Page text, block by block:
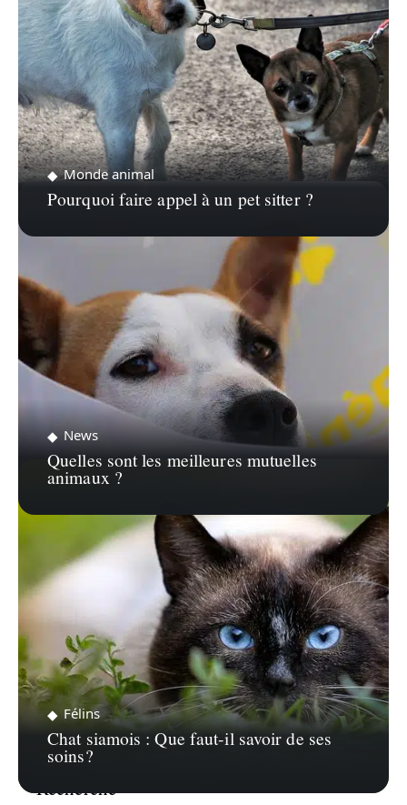
Monde animal
Pourquoi faire appel à un pet sitter ?
News
Quelles sont les meilleures mutuelles
animaux ?
Félins
Chat siamois : Que faut-il savoir de ses
soins?
Recherche